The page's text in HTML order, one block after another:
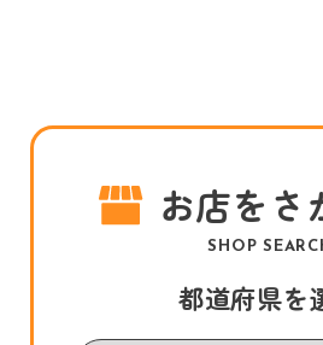
お店をさ
SHOP
都道府県を